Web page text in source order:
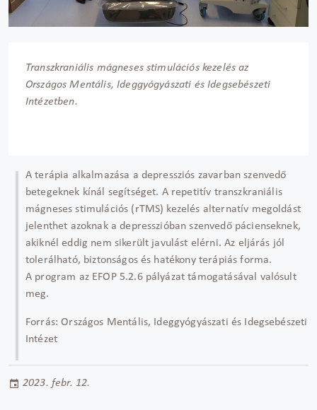
Transzkraniális mágneses stimulációs kezelés az
Országos Mentális, Ideggyógyászati és Idegsebészeti
Intézetben.
A terápia alkalmazása a depressziós zavarban szenvedő
betegeknek kínál segítséget. A repetitív transzkraniális
mágneses stimulációs (rTMS) kezelés alternatív megoldást
jelenthet azoknak a depresszióban szenvedő pácienseknek,
akiknél eddig nem sikerült javulást elérni. Az eljárás jól
tolerálható, biztonságos és hatékony terápiás forma.
A program az EFOP 5.2.6 pályázat támogatásával valósult
meg.
Forrás: Országos Mentális, Ideggyógyászati és Idegsebészeti
Intézet
2023. febr. 12.